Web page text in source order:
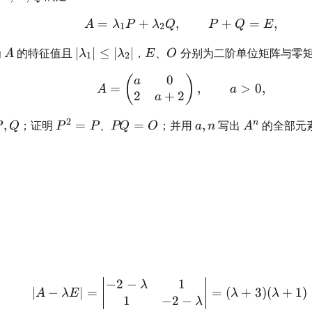
A = λ1 P + λ2Q, P + Q = E,
A
A 的特征值且 |\lambda_1|\le|\lambda_2|
∣λ1 ∣ ≤ ∣λ2∣ ， E
E、 O
O 分别为二阶单位矩阵与零
A = (a
2
0
a + 2 ) , a > 0,
, Q ；证明P^2=P
P2 = P、PQ=O
PQ = O ；并用 a,n
a, n写出 A^n
An 的全部元
|A-\lambda E| =
A − λE =
−2 − λ
1
1
−2 − λ
= (λ + 3)(λ + 1)